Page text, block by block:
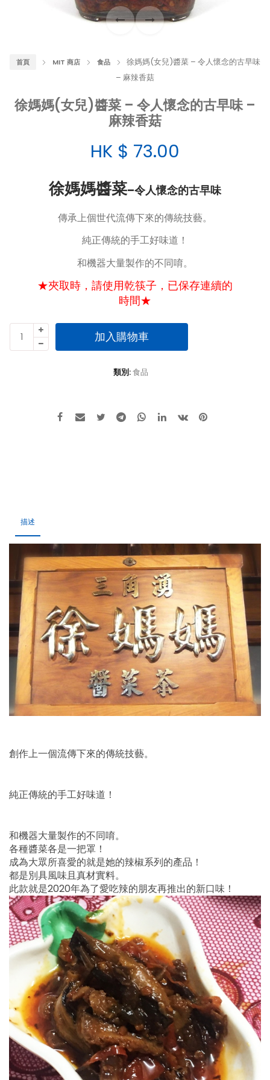
首頁 MIT 商店 食品
徐媽媽(女兒)醬菜 – 令人懷念的古早味
– 麻辣香菇
徐媽媽(女兒)醬菜 – 令人懷念的古早味 –
麻辣香菇
HK $ 73.00
徐媽媽醬菜–令人懷念的古早味
傳承上個世代流傳下來的傳統技藝。
純正傳統的手工好味道！
和機器大量製作的不同唷。
★夾取時，請使用乾筷子，已保存連續的
時間★
媽
媽
味
-
麻
辣
香
菇
數
量
加入購物車
類別:食品
描述
創作上一個流傳下來的傳統技藝。
純正傳統的手工好味道！
和機器大量製作的不同唷。
各種醬菜各是一把罩！
成為大眾所喜愛的就是她的辣椒系列的產品！
都是別具風味且真材實料。
此款就是2020年為了愛吃辣的朋友再推出的新口味！